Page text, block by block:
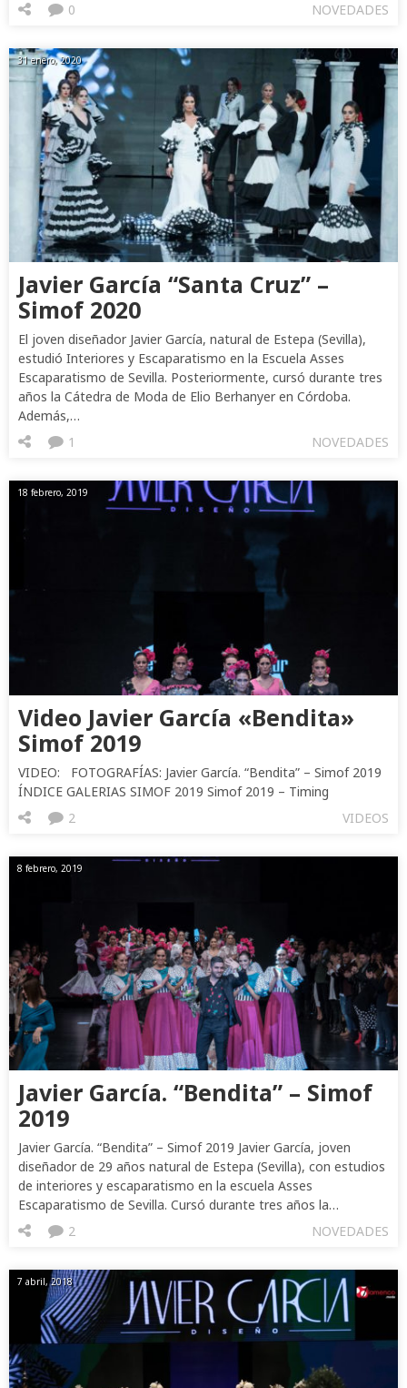
NOVEDADES
0
31 enero, 2020
Javier García “Santa Cruz” –
Simof 2020
El joven diseñador Javier García, natural de Estepa (Sevilla),
estudió Interiores y Escaparatismo en la Escuela Asses
Escaparatismo de Sevilla. Posteriormente, cursó durante tres
años la Cátedra de Moda de Elio Berhanyer en Córdoba.
Además,…
NOVEDADES
1
18 febrero, 2019
Video Javier García «Bendita»
Simof 2019
VIDEO: FOTOGRAFÍAS: Javier García. “Bendita” – Simof 2019
ÍNDICE GALERIAS SIMOF 2019 Simof 2019 – Timing
VIDEOS
2
8 febrero, 2019
Javier García. “Bendita” – Simof
2019
Javier García. “Bendita” – Simof 2019 Javier García, joven
diseñador de 29 años natural de Estepa (Sevilla), con estudios
de interiores y escaparatismo en la escuela Asses
Escaparatismo de Sevilla. Cursó durante tres años la…
NOVEDADES
2
7 abril, 2018